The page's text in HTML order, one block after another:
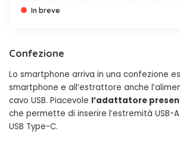
In breve
Confezione
Lo smartphone arriva in una confezione
smartphone e all’estrattore anche
cavo USB. Piacevole l’adattatore
che permette di inserire l’estremità USB-
USB Type-C.